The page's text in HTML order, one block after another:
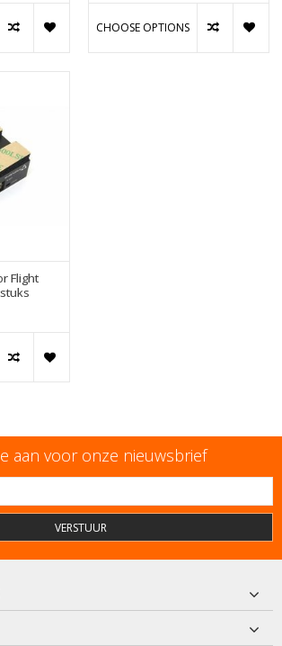
CHOOSE OPTIONS
Flight
aan voor onze nieuwsbrief
VERSTUUR